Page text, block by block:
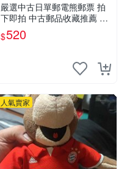
嚴選中古日單郵電熊郵票 拍
下即拍 中古郵品收藏推薦 郵
票 郵電熊 日本
$520
人氣賣家